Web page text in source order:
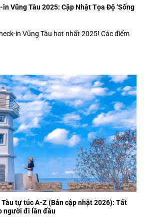
Vũng Tàu 2025: Cập Nhật Tọa Độ ‘Sống
in Vũng Tàu hot nhất 2025! Các điểm
tự túc A-Z (Bản cập nhật 2026): Tất
người đi lần đầu